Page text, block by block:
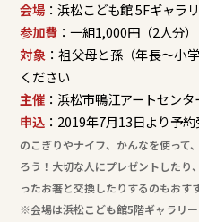
会場 ：浜松こども館 5Fギャラ
参加費 ：一組1,000円（2人分
対象 ：祖父母と孫（年長～
ください
主催 ：浜松市鴨江アートセンタ
申込 ：2019年7月13日より予
のこぎりやナイフ、かんなを使って
ろう！大切な人にプレゼントしたり
ったお箸と交換したりするのもおす
※会場は浜松こども館5階ギャラリー